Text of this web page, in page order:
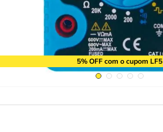
5% OFF com o cupom LF5